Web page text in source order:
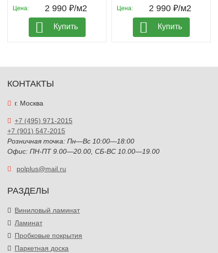
Цена: 2 990 ₽/м2
Купить
Цена: 2 990 ₽/м2
Купить
КОНТАКТЫ
г. Москва
+7 (495) 971-2015
+7 (901) 547-2015
Розничная точка: Пн—Вс 10:00—18:00
Офис: ПН-ПТ 9.00—20.00, СБ-ВС 10.00—19.00
polplus@mail.ru
РАЗДЕЛЫ
Виниловый ламинат
Ламинат
Пробковые покрытия
Паркетная доска